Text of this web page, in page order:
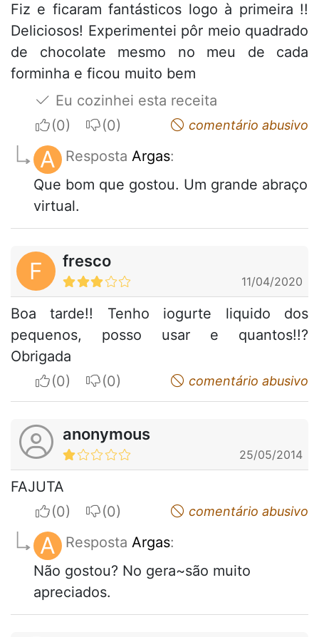
Fiz e ficaram fantásticos logo à primeira !!
Deliciosos! Experimentei pôr meio quadrado
de chocolate mesmo no meu de cada
forminha e ficou muito bem
Eu cozinhei esta receita
I apreciateI do not appreciatecomentário abusivo
A Resposta Argas:
Que bom que gostou. Um grande abraço
virtual.
F fresco
11/04/2020
Boa tarde!! Tenho iogurte liquido dos
pequenos, posso usar e quantos!!?
Obrigada
I apreciateI do not appreciatecomentário abusivo
anonymous
25/05/2014
FAJUTA
I apreciateI do not appreciatecomentário abusivo
A Resposta Argas:
Não gostou? No gera~são muito
apreciados.